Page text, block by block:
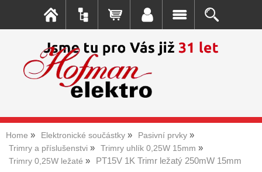
Home Elektronické součástky
Pasivní prvky
Trimry a příslušenstvi
Trimry uhlík 0,25W 15mm
Trimry 0,25W ležaté
PT15V 1K Trimr ležatý 250mW 15mm